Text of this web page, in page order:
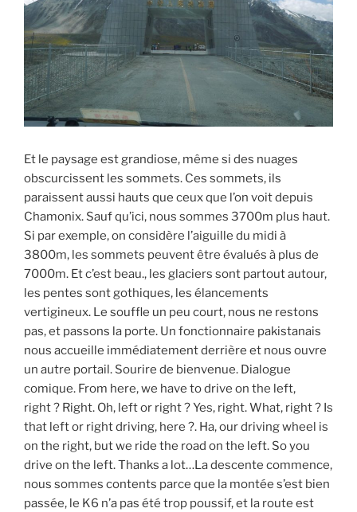
Et le paysage est grandiose, même si des nuages
obscurcissent les sommets. Ces sommets, ils
paraissent aussi hauts que ceux que l’on voit depuis
Chamonix. Sauf qu’ici, nous sommes 3700m plus haut.
Si par exemple, on considère l’aiguille du midi à
3800m, les sommets peuvent être évalués à plus de
7000m. Et c’est beau., les glaciers sont partout autour,
les pentes sont gothiques, les élancements
vertigineux. Le souffle un peu court, nous ne restons
pas, et passons la porte. Un fonctionnaire pakistanais
nous accueille immédiatement derrière et nous ouvre
un autre portail. Sourire de bienvenue. Dialogue
comique. From here, we have to drive on the left,
right ? Right. Oh, left or right ? Yes, right. What, right ? Is
that left or right driving, here ?. Ha, our driving wheel is
on the right, but we ride the road on the left. So you
drive on the left. Thanks a lot…La descente commence,
nous sommes contents parce que la montée s’est bien
passée, le K6 n’a pas été trop poussif, et la route est